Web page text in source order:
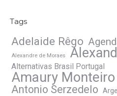
Tags
Adelaide Rêgo
Alexandre de Moraes
Alternativas Brasil Portugal
Amaury
Antonio Serzedelo